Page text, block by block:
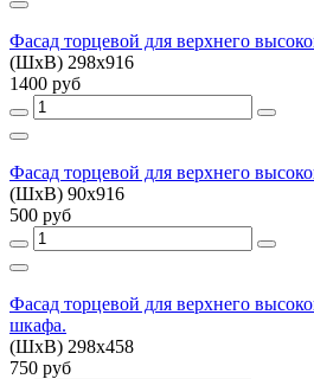
Фасад торцевой для верхнего
(ШхВ) 298х916
1400 руб
Фасад торцевой для верхнего
(ШхВ) 90х916
500 руб
Фасад торцевой для верхнего
шкафа.
(ШхВ) 298х458
750 руб